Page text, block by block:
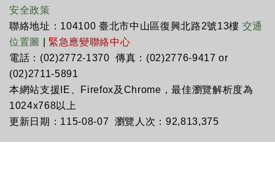
安全政策
聯絡地址：104100 臺北市中山區復興北路2號13樓 交通
位置圖
緊急應變聯絡中心
電話：(02)2772-1370 傳真：(02)2776-9417 or
(02)2711-5891
本網站支援IE、Firefox及Chrome，最佳瀏覽解析度為
1024x768以上
更新日期：115-08-07 瀏覽人次：92,813,375